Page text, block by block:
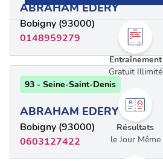
Entraînement
Gratuit Illimité
Résultats
le Jour Même
ABRAHAM EDERY
Bobigny (93000)
0148959279
93 - Seine-Saint-Denis
ABRAHAM EDERY
Bobigny (93000)
0603127422